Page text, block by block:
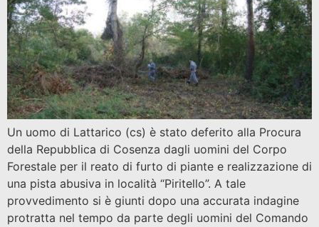
Un uomo di Lattarico (cs) è stato deferito alla Procura
della Repubblica di Cosenza dagli uomini del Corpo
Forestale per il reato di furto di piante e realizzazione di
una pista abusiva in località “Piritello”. A tale
provvedimento si è giunti dopo una accurata indagine
protratta nel tempo da parte degli uomini del Comando